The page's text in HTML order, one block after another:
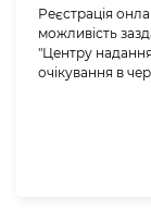
Реєстрація
можливість
"Центру
очікування в